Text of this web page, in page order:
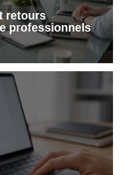
retours
professionnels